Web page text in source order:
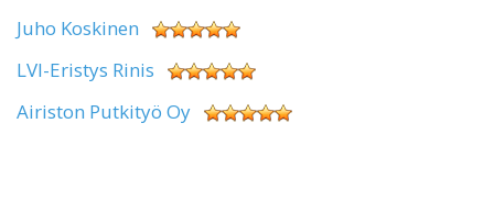
Juho Koskinen
LVI-Eristys Rinis
Airiston Putkityö Oy